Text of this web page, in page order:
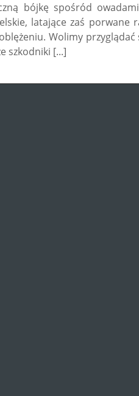
bójkę spośród
latające zaś
Wolimy przyglądać
szkodniki [...]